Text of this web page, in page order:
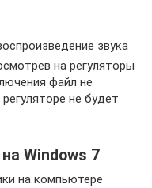
звука
на регуляторы
файл не
не будет
Windows 7
на компьютере